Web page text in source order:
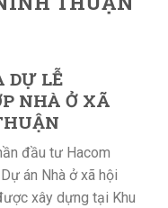
DỰ LỄ
NHÀ Ở XÃ
đầu tư Hacom
án Nhà ở xã hội
xây dựng tại Khu